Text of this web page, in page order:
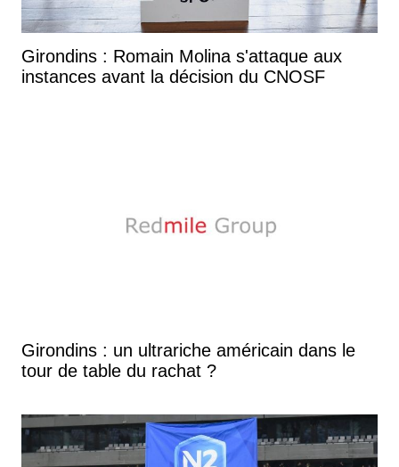
Girondins : Romain Molina s'attaque aux
instances avant la décision du CNOSF
Girondins : un ultrariche américain dans le
tour de table du rachat ?